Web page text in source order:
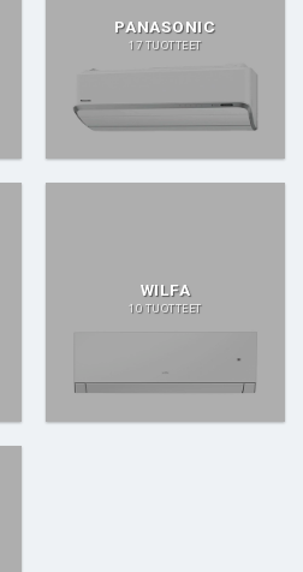
PANASONIC
17 TUOTTEET
WILFA
10 TUOTTEET